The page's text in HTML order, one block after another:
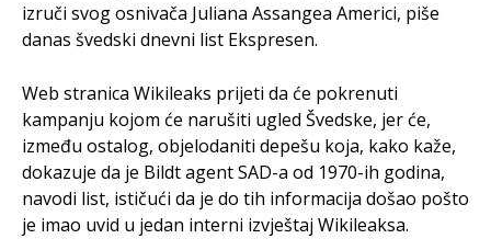
izruči svog osnivača Juliana Assangea Americi, piše
danas švedski dnevni list Ekspresen.
Web stranica Wikileaks prijeti da će pokrenuti
kampanju kojom će narušiti ugled Švedske, jer će,
između ostalog, objelodaniti depešu koja, kako kaže,
dokazuje da je Bildt agent SAD-a od 1970-ih godina,
navodi list, ističući da je do tih informacija došao pošto
je imao uvid u jedan interni izvještaj Wikileaksa.